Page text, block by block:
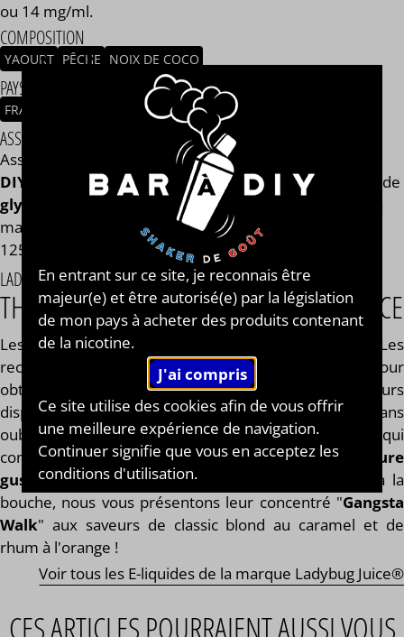
ou 14 mg/ml.
COMPOSITION
YAOURT PÊCHE NOIX DE COCO
PAYS / ORIGINE DU CONCENTRÉ
FRANCE
ASSEMBLAGE
Assemblage réalisé à PLOUESCAT - France par
DIY®
. Composé de mono propylène glycol végétal
, de
glycérine végétale
et de l'arôme Vape Me White de la
marque Ladybug Juice®. Disponible en flacon de 50ml,
125ml, 250ml, 500ml et 1L. STEEP : 6 jours.
LADYBUG JUICE®
THE AMERICAN DREAM MADE IN FRANCE
Les arômesLadybug®
sont fabriqués en France. Les
recettes d'arômes concentrés sont très travaillées pour
obtenir un "DIY" de qualité avec de multiples saveurs
disponibles, des plus fruitées aux plus gourmandes sans
oublier les plus classiques. Chaque arôme concentré qui
compose la gamme Ladybug® est uneaventure
gustative à part entière. Pour vous donner l'eau à la
bouche, nous vous présentons leur concentré "Gangsta
Walk" aux saveurs de classic blond au caramel et de
rhum à l'orange !
Voir tous les E-liquides de la marque Ladybug Juice®
CES ARTICLES POURRAIENT AUSSI VOUS
En entrant sur ce site, je reconnais être
majeur(e) et être autorisé(e) par la législation
de mon pays à acheter des produits contenant
de la nicotine.
Ce site utilise des cookies afin de vous offrir
une meilleure expérience de navigation.
Continuer signifie que vous en acceptez les
conditions d'utilisation.